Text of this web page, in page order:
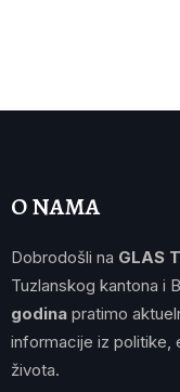
O NAMA
Dobrodošli na GLAS
Tuzlanskog kantona i
godina pratimo
informacije iz politike,
života.